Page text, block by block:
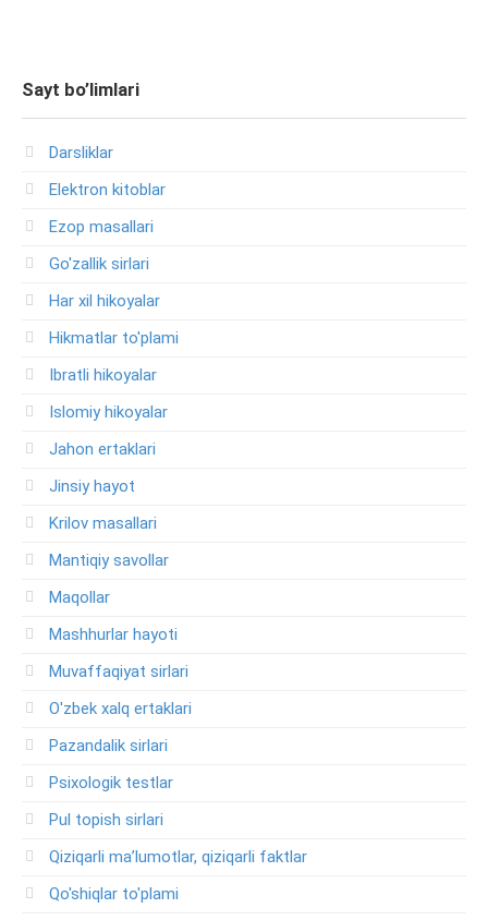
Sayt bo’limlari
Darsliklar
Elektron kitoblar
Ezop masallari
Go'zallik sirlari
Har xil hikoyalar
Hikmatlar to'plami
Ibratli hikoyalar
Islomiy hikoyalar
Jahon ertaklari
Jinsiy hayot
Krilov masallari
Mantiqiy savollar
Maqollar
Mashhurlar hayoti
Muvaffaqiyat sirlari
O'zbek xalq ertaklari
Pazandalik sirlari
Psixologik testlar
Pul topish sirlari
Qiziqarli ma’lumotlar, qiziqarli faktlar
Qo'shiqlar to'plami